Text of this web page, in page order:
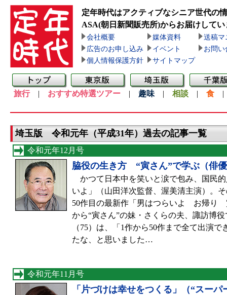
定年時代はアクティブなシニア世代の
ASA(朝日新聞販売所)からお届けしてい
会社概要 媒体資料
送稿マ
広告のお申し込み
イベント
お問い
個人情報保護方針
サイトマップ
旅行| おすすめ特選ツアー | 趣味 | 相談 | 食
埼玉版 令和元年（平成31年）過去の記事一覧
令和元年12月号
脇役の生き方 “寅さん”で学ぶ（俳
かつて日本中を笑いと涙で包み、国民
いよ」（山田洋次監督、渥美清主演）。
50作目の最新作「男はつらいよ お帰り
から“寅さん”の妹・さくらの夫、諏訪博
（75）は、「1作から50作まで全て出演
たな、と思いました…
令和元年11月号
「片づけは幸せをつくる」（“スー